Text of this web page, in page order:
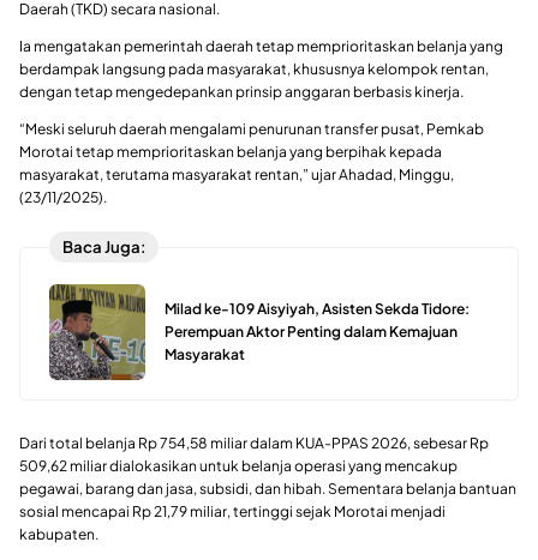
Daerah (TKD) secara nasional.
Ia mengatakan pemerintah daerah tetap memprioritaskan belanja yang
berdampak langsung pada masyarakat, khususnya kelompok rentan,
dengan tetap mengedepankan prinsip anggaran berbasis kinerja.
“Meski seluruh daerah mengalami penurunan transfer pusat, Pemkab
Morotai tetap memprioritaskan belanja yang berpihak kepada
masyarakat, terutama masyarakat rentan,” ujar Ahadad, Minggu,
(23/11/2025).
Baca Juga:
Milad ke-109 Aisyiyah, Asisten Sekda Tidore:
Perempuan Aktor Penting dalam Kemajuan
Masyarakat
Dari total belanja Rp 754,58 miliar dalam KUA-PPAS 2026, sebesar Rp
509,62 miliar dialokasikan untuk belanja operasi yang mencakup
pegawai, barang dan jasa, subsidi, dan hibah. Sementara belanja bantuan
sosial mencapai Rp 21,79 miliar, tertinggi sejak Morotai menjadi
kabupaten.